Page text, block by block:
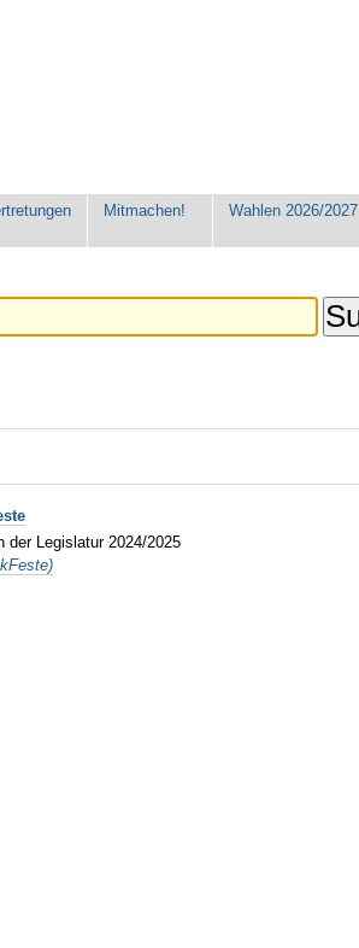
Mitmachen! Wahlen 2026/2027
der Legislatur 2024/2025